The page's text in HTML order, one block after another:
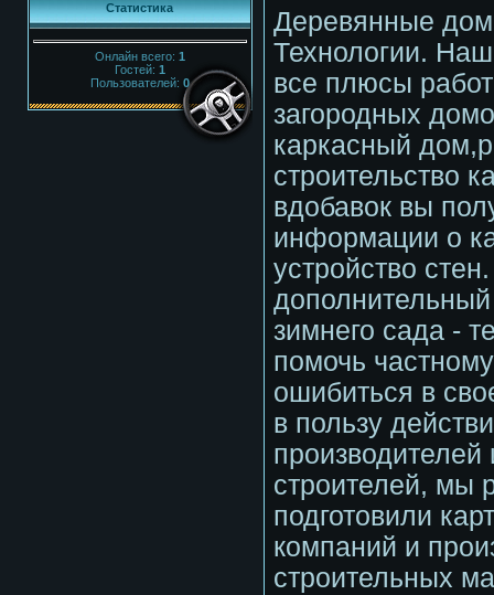
Статистика
Онлайн всего: 1
Гостей: 1
Пользователей: 0
Деревянные
Технологии.
все плюсы
загородных
каркасный
строительство
вдобавок вы
информации о
устройство
дополнительный
зимнего сада -
помочь
ошибиться в
в пользу
строителей, мы
подготовили
компаний и
строительных